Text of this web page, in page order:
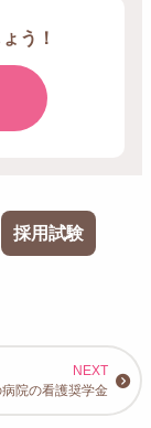
う！
採用試験
病院の看護奨学金